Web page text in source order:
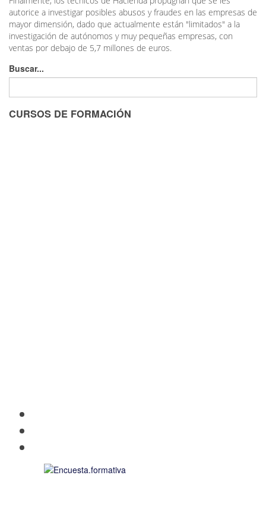
autorice a investigar posibles abusos y fraudes en las empresas de
mayor dimensión, dado que actualmente están "limitados" a la
investigación de autónomos y muy pequeñas empresas, con
ventas por debajo de 5,7 millones de euros.
Buscar...
CURSOS DE FORMACIÓN